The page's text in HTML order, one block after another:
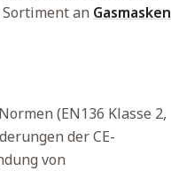
an Gasmasken
(EN136 Klasse 2,
der CE-
von